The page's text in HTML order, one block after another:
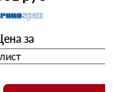
за